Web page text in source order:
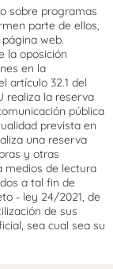
sobre programas
parte de ellos,
web.
la oposición
en la
artículo 32.1 del
realiza la reserva
pública
prevista en
una reserva
y otras
medios de lectura
a tal fin de
- ley 24/2021, de
de sus
sea cual sea su